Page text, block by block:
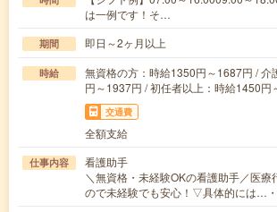
は一例です！そ…
期間 即日～2ヶ月以上
時給
無資格の方：時給1350円～1687円 / 介
円～1937円 / 初任者以上：時給1450円
交通費
全額支給
仕事内容
看護助手
＼無資格・未経験OKの看護助手／医療
ので未経験でも安心！▽具体的には…